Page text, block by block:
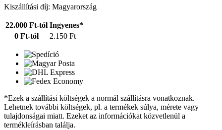
Kiszállítási díj: Magyarország
22.000 Ft-tól Ingyenes*
0 Ft-tól
2.150 Ft
*Ezek a szállítási költségek a normál szállításra vonatkoznak.
Lehetnek további költségek, pl. a termékek súlya, mérete vagy
tulajdonságai miatt. Ezeket az információkat közvetlenül a
termékleírásban találja.